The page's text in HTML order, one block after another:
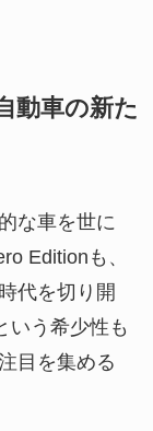
動車の新た
な車を世に
Editionも、
代を切り開
いう希少性も
目を集める